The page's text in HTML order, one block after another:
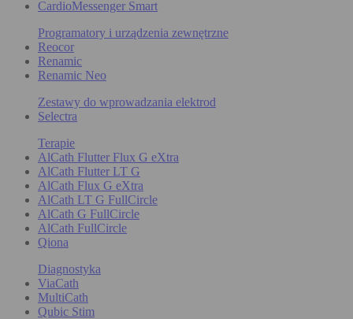
CardioMessenger Smart
Programatory i urządzenia zewnętrzne
Reocor
Renamic
Renamic Neo
Zestawy do wprowadzania elektrod
Selectra
Terapie
AlCath Flutter Flux G eXtra
AlCath Flutter LT G
AlCath Flux G eXtra
AlCath LT G FullCircle
AlCath G FullCircle
AlCath FullCircle
Qiona
Diagnostyka
ViaCath
MultiCath
Qubic Stim